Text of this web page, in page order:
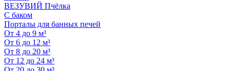
ВЕЗУВИЙ Пчёлка
С баком
Порталы для банных печей
От 4 до 9 м³
От 6 до 12 м³
От 8 до 20 м³
От 12 до 24 м³